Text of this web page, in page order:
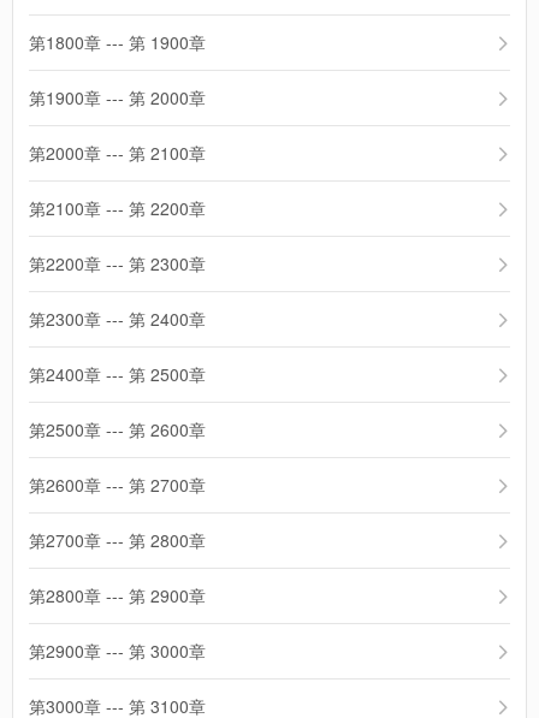
第1800章 --- 第 1900章
第1900章 --- 第 2000章
第2000章 --- 第 2100章
第2100章 --- 第 2200章
第2200章 --- 第 2300章
第2300章 --- 第 2400章
第2400章 --- 第 2500章
第2500章 --- 第 2600章
第2600章 --- 第 2700章
第2700章 --- 第 2800章
第2800章 --- 第 2900章
第2900章 --- 第 3000章
第3000章 --- 第 3100章